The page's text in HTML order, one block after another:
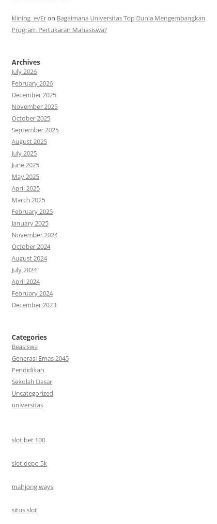
klining_evEron Bagaimana Universitas Top Dunia Mengembangkan
Program Pertukaran Mahasiswa?
Archives
July 2026
February 2026
December 2025
November 2025
October 2025
September 2025
August 2025
July 2025
June 2025
May 2025
April 2025
March 2025
February 2025
January 2025
November 2024
October 2024
August 2024
July 2024
April 2024
February 2024
December 2023
Categories
Beasiswa
Generasi Emas 2045
Pendidikan
Sekolah Dasar
Uncategorized
universitas
slot bet 100
slot depo 5k
mahjong ways
situs slot